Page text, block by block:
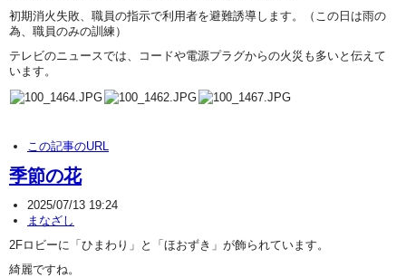
初期消火失敗、職員の指示で利用者を避難誘導します。（この日は雨の
為、職員のみの訓練）
テレビのニュースでは、コードや電源プラグからの火災も多いと伝えて
います。
この記事のURL
季節の花
2025/07/13 19:24
まなざし
2Fロビーに「ひまわり」と「ほおずき」が飾られています。
綺麗ですね。